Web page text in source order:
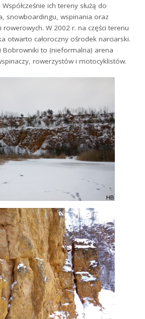
ich tereny służą do
snowboardingu, wspinania oraz
W 2002 r. na części terenu
otwarto całoroczny ośrodek narciarski.
Bobrowniki to (nieformalna) arena
rowerzystów i motocyklistów.